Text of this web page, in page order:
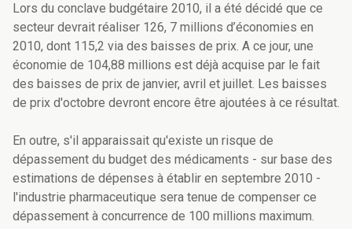
Lors du conclave budgétaire 2010, il a été décidé que ce
secteur devrait réaliser 126, 7 millions d’économies en
2010, dont 115,2 via des baisses de prix. A ce jour, une
économie de 104,88 millions est déjà acquise par le fait
des baisses de prix de janvier, avril et juillet. Les baisses
de prix d'octobre devront encore être ajoutées à ce résultat.
En outre, s'il apparaissait qu'existe un risque de
dépassement du budget des médicaments - sur base des
estimations de dépenses à établir en septembre 2010 -
l'industrie pharmaceutique sera tenue de compenser ce
dépassement à concurrence de 100 millions maximum.